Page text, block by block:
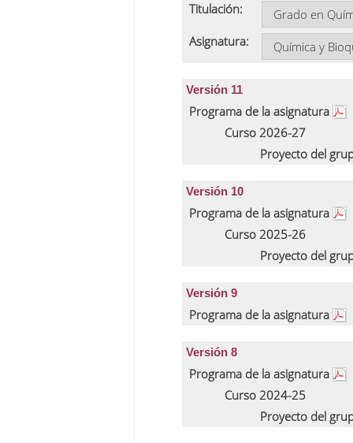
Titulación:
Asignatura:
Versión 11
Programa de la asignatura
Curso 2026-27
Proyecto del
Versión 10
Programa de la asignatura
Curso 2025-26
Proyecto del
Versión 9
Programa de la asignatura
Versión 8
Programa de la asignatura
Curso 2024-25
Proyecto del